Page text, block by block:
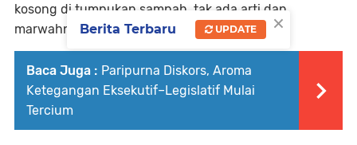
kosong di tumpukan sampah, tak ada arti dan
marwahnya.
Baca Juga : Paripurna Diskors, Aroma
Ketegangan Eksekutif–Legislatif Mulai
Tercium
×
Berita Terbaru UPDATE